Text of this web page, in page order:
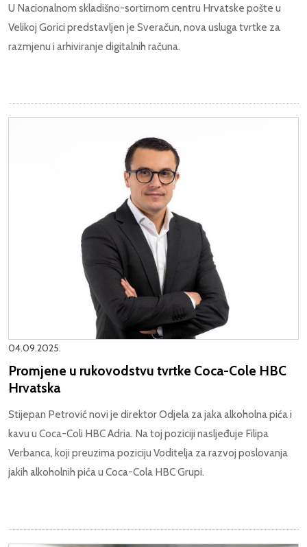
U Nacionalnom skladišno-sortirnom centru Hrvatske pošte u
Velikoj Gorici predstavljen je Sveračun, nova usluga tvrtke za
razmjenu i arhiviranje digitalnih računa.
04.09.2025.
Promjene u rukovodstvu tvrtke Coca-Cole HBC
Hrvatska
Stijepan Petrović novi je direktor Odjela za jaka alkoholna pića i
kavu u Coca-Coli HBC Adria. Na toj poziciji nasljeđuje Filipa
Verbanca, koji preuzima poziciju Voditelja za razvoj poslovanja
jakih alkoholnih pića u Coca-Cola HBC Grupi.